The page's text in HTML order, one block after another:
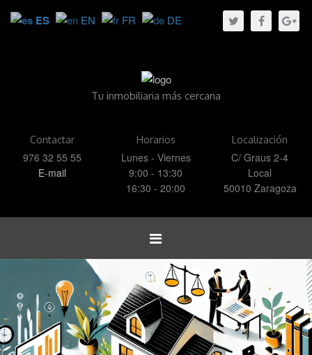
Tu inmobiliaria más cercana
Contactar
976 32 55 55
E-mail
Horarios
Lunes - Viernes
9:00 - 13:30
16:30 - 20:00
Localización
C/ Graus 2-4
Local
50010 Zaragoza
Toggle
navigation
ES EN FR DE